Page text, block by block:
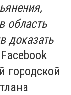
область
доказать
городской